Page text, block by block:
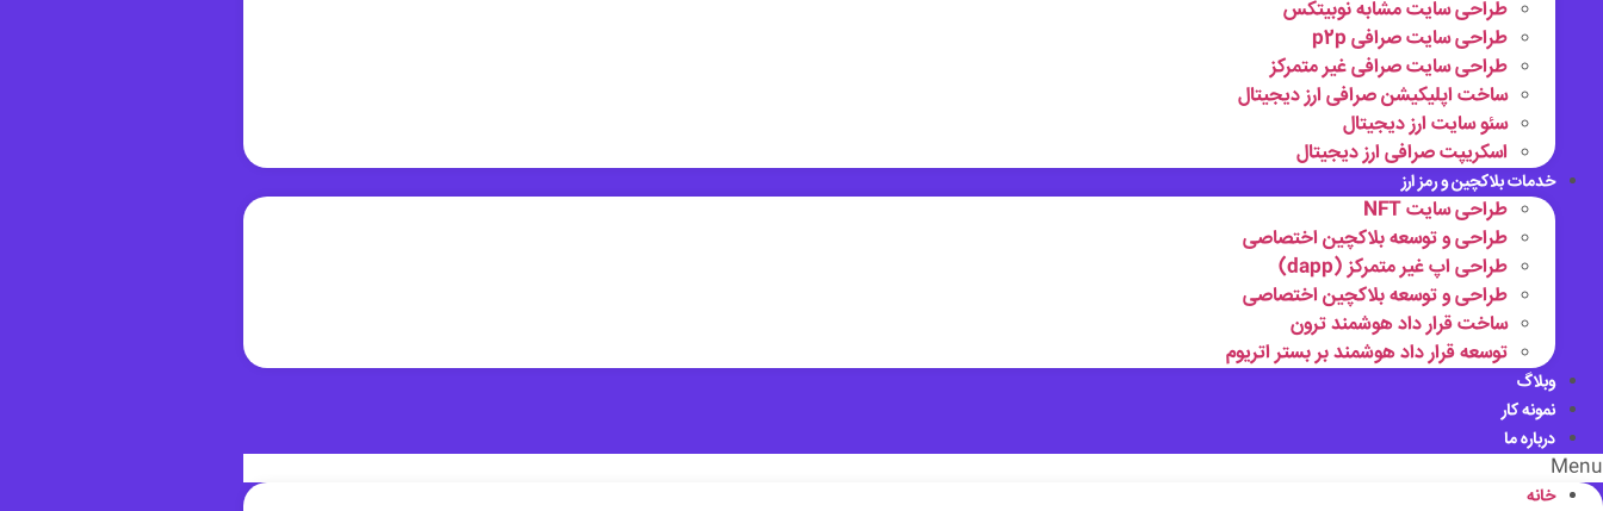
طراحی سایت مشابه نوبیتکس
طراحی سایت صرافی p2p
طراحی سایت صرافی غیر متمرکز
ساخت اپلیکیشن صرافی ارز دیجیتال
سئو سایت ارز دیجیتال
اسکریپت صرافی ارز دیجیتال
خدمات بلاکچین و رمز ارز
طراحی سایت NFT
طراحی و توسعه بلاکچین اختصاصی
طراحی اپ غیر متمرکز (dapp)
طراحی و توسعه بلاکچین اختصاصی
ساخت قرار داد هوشمند ترون
توسعه قرار داد هوشمند بر بستر اتریوم
وبلاگ
نمونه کار
درباره ما
Menu
خانه